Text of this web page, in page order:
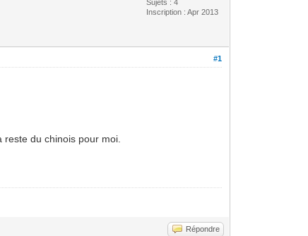
Sujets : 4
Inscription : Apr 2013
#1
du chinois pour moi.
Répondre